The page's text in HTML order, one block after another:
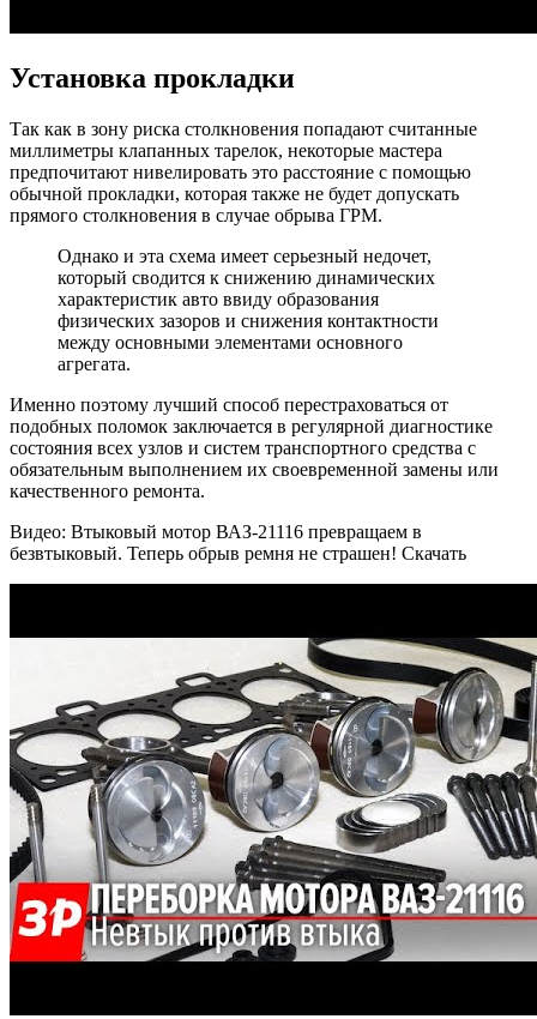
Установка прокладки
Так как в зону риска столкновения попадают считанные
миллиметры клапанных тарелок, некоторые мастера
предпочитают нивелировать это расстояние с помощью
обычной прокладки, которая также не будет допускать
прямого столкновения в случае обрыва ГРМ.
Однако и эта схема имеет серьезный недочет,
который сводится к снижению динамических
характеристик авто ввиду образования
физических зазоров и снижения контактности
между основными элементами основного
агрегата.
Именно поэтому лучший способ перестраховаться от
подобных поломок заключается в регулярной диагностике
состояния всех узлов и систем транспортного средства с
обязательным выполнением их своевременной замены или
качественного ремонта.
Видео: Втыковый мотор ВАЗ-21116 превращаем в
безвтыковый. Теперь обрыв ремня не страшен! Скачать